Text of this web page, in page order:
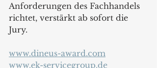
Anforderungen des Fachhandels
richtet, verstärkt ab sofort die
Jury.
www.dineus-award.com
www.ek-servicegroup.de